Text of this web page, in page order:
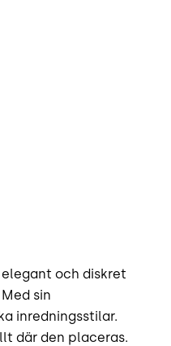
och diskret
sin
inredningsstilar.
där den placeras.